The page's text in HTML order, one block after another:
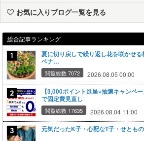
お気に入りブログ一覧を見る
総合記事ランキング
夏に切り戻しで繰り返し花を咲かせ
ベナ…
閲覧総数 7072 2026.08.05 00:00
【3,000ポイント進呈×抽選キャンペ
で固定費見直し
閲覧総数 17635 2026.08.04 11:00
元気だったK子・心配なT子・せとも